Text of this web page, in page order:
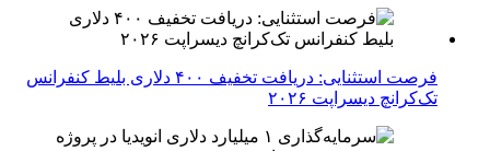
فرصت استثنایی: دریافت تخفیف ۴۰۰ دلاری بلیط کنفرانس
تک‌کرانچ دیسراپت ۲۰۲۶